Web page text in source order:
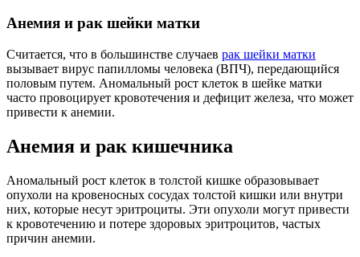
Анемия и рак шейки матки
Считается, что в большинстве случаев рак шейки матки
вызывает вирус папилломы человека (ВПЧ), передающийся
половым путем. Аномальный рост клеток в шейке матки
часто провоцирует кровотечения и дефицит железа, что может
привести к анемии.
Анемия и рак кишечника
Аномальный рост клеток в толстой кишке образовывает
опухоли на кровеносных сосудах толстой кишки или внутри
них, которые несут эритроциты. Эти опухоли могут привести
к кровотечению и потере здоровых эритроцитов, частых
причин анемии.